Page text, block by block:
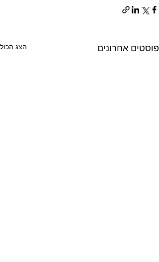
פוסטים אחרונים הצג הכול